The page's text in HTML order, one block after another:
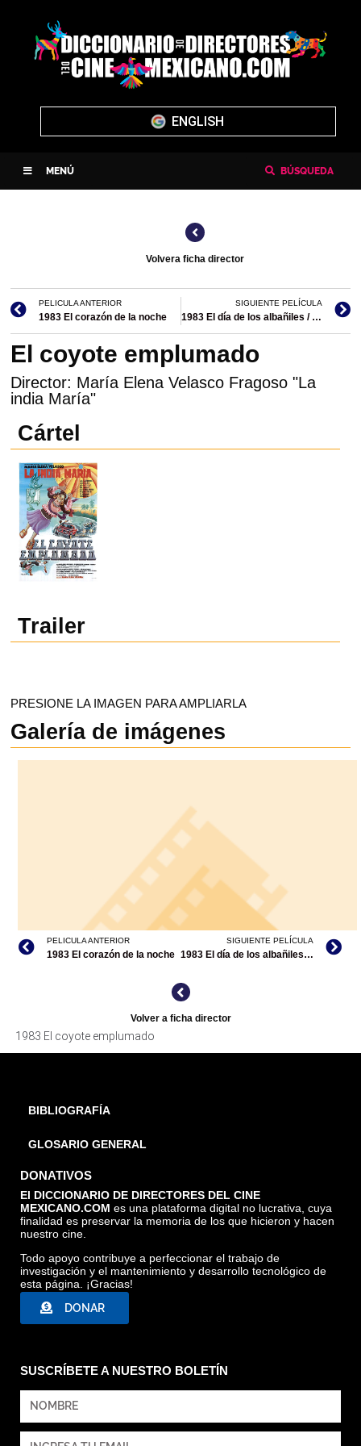
ENGLISH
MENÚ BÚSQUEDA
Volvera ficha director
PELICULA ANTERIOR
1983 El corazón de la noche
SIGUIENTE PELÍCULA
1983 El día de los albañiles / Los maistros del amor
El coyote emplumado
Director: María Elena Velasco Fragoso "La
india María"
Cártel
Trailer
PRESIONE LA IMAGEN PARA AMPLIARLA
Galería de imágenes
PELICULA ANTERIOR
1983 El corazón de la noche
SIGUIENTE PELÍCULA
1983 El día de los albañiles / Los maistros del amor
Volver a ficha director
1983 El coyote emplumado
BIBLIOGRAFÍA
GLOSARIO GENERAL
DONATIVOS
El DICCIONARIO DE DIRECTORES DEL CINE
MEXICANO.COM es una plataforma digital no lucrativa, cuya
finalidad es preservar la memoria de los que hicieron y hacen
nuestro cine.
Todo apoyo contribuye a perfeccionar el trabajo de
investigación y el mantenimiento y desarrollo tecnológico de
esta página. ¡Gracias!
DONAR
SUSCRÍBETE A NUESTRO BOLETÍN